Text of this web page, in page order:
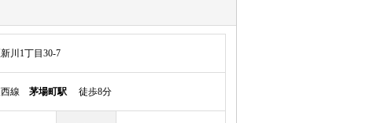
川1丁目30-7
西線 茅場町駅 徒歩8分